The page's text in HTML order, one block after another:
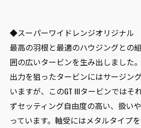
◆スーパーワイドレンジオリジナル
最高の羽根と最適のハウジングとの
囲の広いタービンを生み出しました
出力を狙ったタービンにはサージン
いますが、このGT IIIタービンではそ
ずセッティング自由度の高い、扱い
っています。軸受にはメタルタイプ